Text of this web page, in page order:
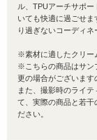
ル、TPUアーチサポ
いても快適に過ごせ
り過ぎないコーディネ
※素材に適したクリー
※こちらの商品はサン
更の場合がございます
また、撮影時のライ
て、実際の商品と若干
ださい。